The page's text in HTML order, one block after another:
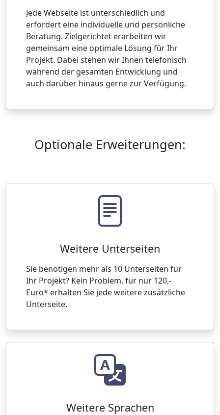
Jede Webseite ist unterschiedlich und
erfordert eine individuelle und persönliche
Beratung. Zielgerichtet erarbeiten wir
gemeinsam eine optimale Lösung für Ihr
Projekt. Dabei stehen wir Ihnen telefonisch
während der gesamten Entwicklung und
auch darüber hinaus gerne zur Verfügung.
Optionale Erweiterungen:
Weitere Unterseiten
Sie benötigen mehr als 10 Unterseiten für
Ihr Projekt? Kein Problem, für nur 120,-
Euro* erhalten Sie jede weitere zusätzliche
Unterseite.
Weitere Sprachen